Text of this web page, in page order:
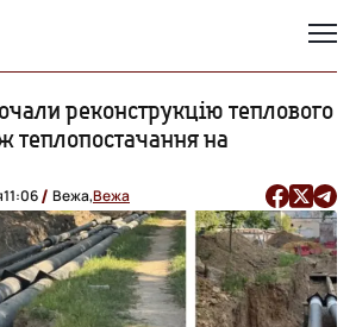
реконструкцію теплового
теплопостачання на
11:06 Вежа,Вежа